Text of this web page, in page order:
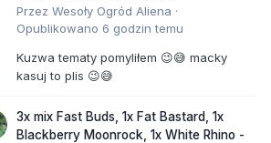
Przez Wesoły Ogród Aliena ·
Opublikowano 6 godzin temu
Kuzwa tematy pomyliłem 😉😅 macky
kasuj to plis 😉😅
3x mix Fast Buds, 1x Fat Bastard, 1x
Blackberry Moonrock, 1x White Rhino -